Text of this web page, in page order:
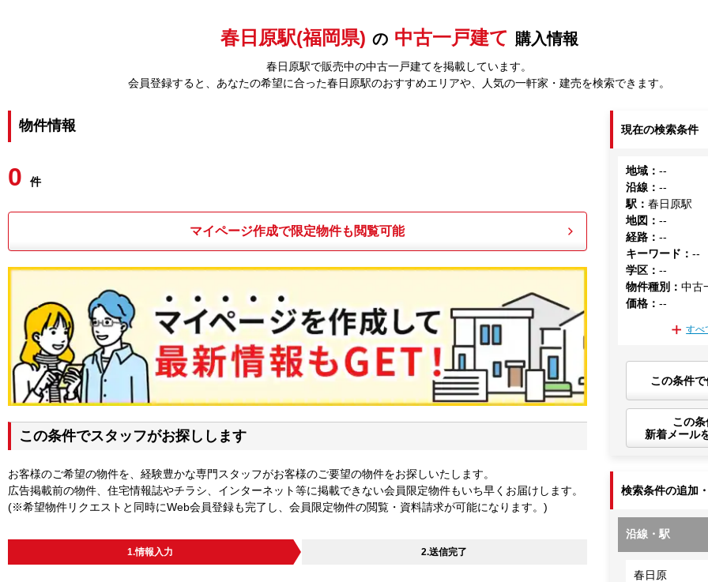
春日原駅(福岡県) の 中古一戸建て 購入情報
春日原駅で販売中の中古一戸建てを掲載しています。
会員登録すると、あなたの希望に合った春日原駅のおすすめエリアや、人気の一軒家・建売を検索できます。
物件情報
0 件
マイページ作成で限定物件も閲覧可能
この条件でスタッフがお探しします
お客様のご希望の物件を、経験豊かな専門スタッフがお客様のご要望の物件をお探しいたします。
広告掲載前の物件、住宅情報誌やチラシ、インターネット等に掲載できない会員限定物件もいち早くお届けします。
(※希望物件リクエストと同時にWeb会員登録も完了し、会員限定物件の閲覧・資料請求が可能になります。)
1.情報入力 2.送信完了
現在の検索条件
地域 ：--
沿線 ：--
駅 ：春日原駅
地図 ：--
経路 ：--
キーワード ：--
学区 ：--
物件種別 ：中古
価格 ：--
すべ
この条件
この
新着メール
検索条件の追加
沿線・駅
春日原